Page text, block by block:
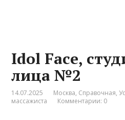
Idol Face,
лица №2
14.07.2025 Москва, Справочная,
массажиста
Комментарии: 0